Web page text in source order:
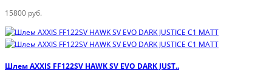
15800 руб.
Шлем AXXIS FF122SV HAWK SV EVO DARK JUST..